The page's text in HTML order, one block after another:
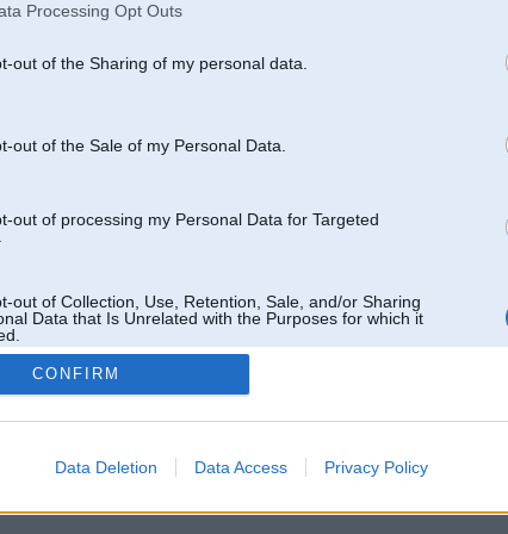
Processing Opt Outs
out of the Sharing of my personal data.
out of the Sale of my Personal Data.
out of processing my Personal Data for Targeted
out of Collection, Use, Retention, Sale, and/or Sharing
Data that Is Unrelated with the Purposes for which it
CONFIRM
Data Deletion Data Access Privacy Policy
saistīts ar